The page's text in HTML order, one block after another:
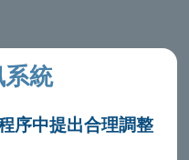
統
序中提出合理調整